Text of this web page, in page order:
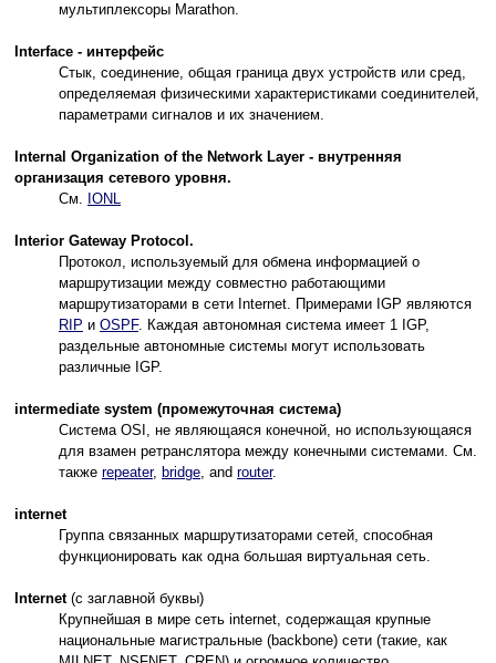
мультиплексоры Marathon.
Interface - интерфейс
Стык, соединение, общая граница двух устройств или сред,
определяемая физическими характеристиками соединителей,
параметрами сигналов и их значением.
Internal Organization of the Network Layer - внутренняя
организация сетевого уровня.
См. IONL
Interior Gateway Protocol.
Протокол, используемый для обмена информацией о
маршрутизации между совместно работающими
маршрутизаторами в сети Internet. Примерами IGP являются
RIP и OSPF. Каждая автономная система имеет 1 IGP,
раздельные автономные системы могут использовать
различные IGP.
intermediate system (промежуточная система)
Система OSI, не являющаяся конечной, но использующаяся
для взамен ретранслятора между конечными системами. См.
также repeater, bridge, and router.
internet
Группа связанных маршрутизаторами сетей, способная
функционировать как одна большая виртуальная сеть.
Internet (с заглавной буквы)
Крупнейшая в мире сеть internet, содержащая крупные
национальные магистральные (backbone) сети (такие, как